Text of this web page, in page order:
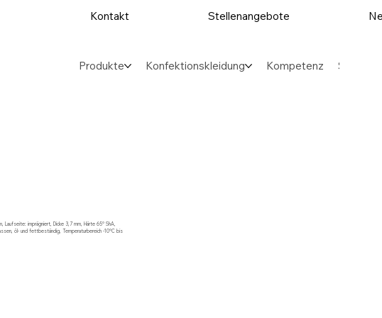
Kontakt Stellenangebote
Produkte Konfektionskleidung Kompetenz Sektoren
imprägniert, Dicke 3,7 mm, Härte 65° ShA,
öl- und fettbeständig, Temperaturbereich -10°C bis